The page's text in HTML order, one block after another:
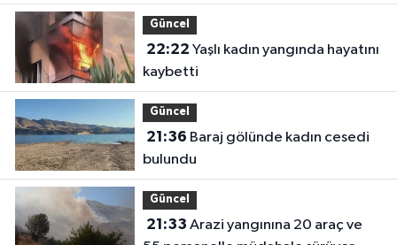
Güncel
22:22
kaybetti
Güncel
21:36
bulundu
Güncel
21:33